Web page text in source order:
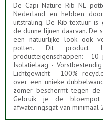
De Capi Nature Rib NL
Nederland en hebben
uitstraling. De Rib-textuur
de dunne lĳnen daarvan. De
een natuurlijke look ook
potten. Dit product
producteigenschappen: -
Isolatielaag -
Lichtgewicht - 100%
over een unieke
zomer beschermt tegen
Gebruik je de
afwateringsgat van